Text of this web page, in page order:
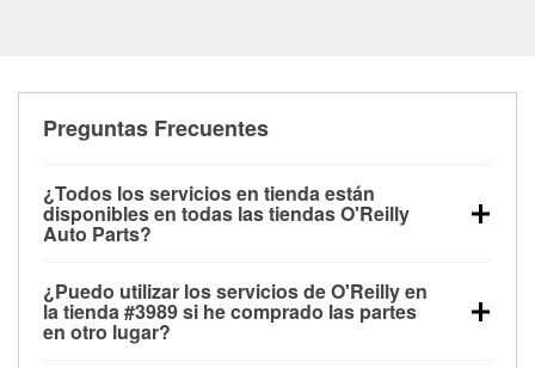
Preguntas Frecuentes
¿Todos los servicios en tienda están
disponibles en todas las tiendas O'Reilly
Auto Parts?
las pruebas de batería, pruebas de alternador y
motor de arranque, revisión de la luz “Check Engine”
con O'Reilly VeriScan® e instalación de
¿Puedo utilizar los servicios de O'Reilly en
la tienda #3989 si he comprado las partes
en otro lugar?